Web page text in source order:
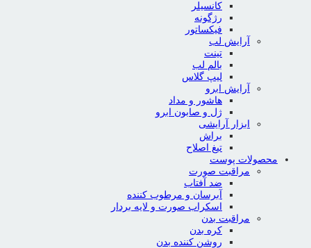
کانسیلر
رژگونه
فیکساتور
آرایش لب
تینت
بالم لب
لیپ گلاس
آرایش ابرو
هاشور و مداد
ژل و صابون ابرو
ابزار آرایشی
براش
تیغ اصلاح
محصولات پوست
مراقبت صورت
ضد آفتاب
آبرسان و مرطوب کننده
اسکراب صورت و لایه بردار
مراقبت بدن
کره بدن
روشن کننده بدن